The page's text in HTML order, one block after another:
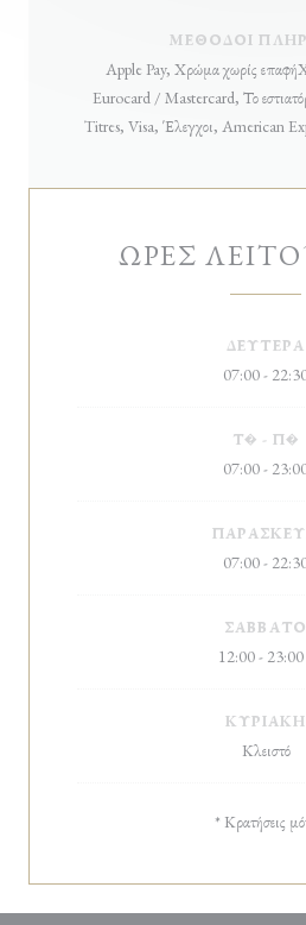
ΜΈΘΟΔΟΙ
Apple Pay, Χρώμα χωρίς
Eurocard / Mastercard, Το
Titres, Visa, Έλεγχοι, American
ΏΡΕΣ
ΔΕΥΤΈΡΑ
07:00 -
Τ� -Π�
07:00 -
07:00 -
ΣΆΒΒΑΤΟ
12:00 - 23:00
ΚΥΡΙΑΚΉ
Κλειστό
* Κρατήσεις